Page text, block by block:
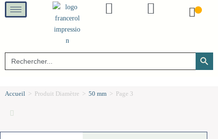
Search
for:
SEARCH
Accueil > Produit Diamètre > 50 mm > Page 3